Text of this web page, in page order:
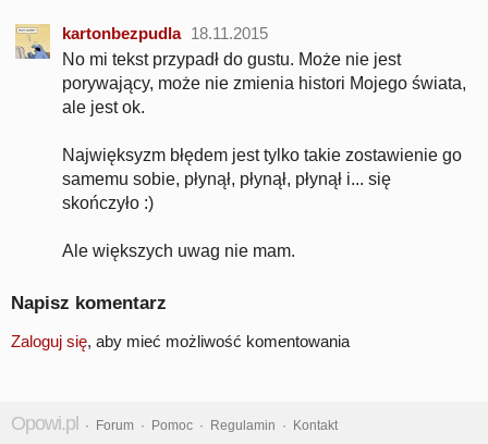
kartonbezpudla 18.11.2015
No mi tekst przypadł do gustu. Może nie jest
porywający, może nie zmienia histori Mojego świata,
ale jest ok.
Najwięksyzm błędem jest tylko takie zostawienie go
samemu sobie, płynął, płynął, płynął i... się
skończyło :)
Ale większych uwag nie mam.
Napisz komentarz
Zaloguj się, aby mieć możliwość komentowania
Opowi.pl · Forum · Pomoc · Regulamin · Kontakt